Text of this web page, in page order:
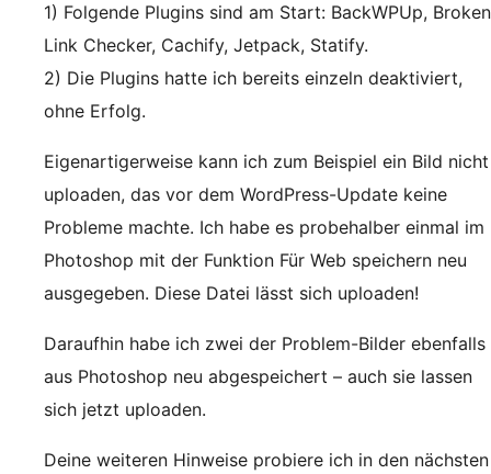
1) Folgende Plugins sind am Start: BackWPUp, Broken
Link Checker, Cachify, Jetpack, Statify.
2) Die Plugins hatte ich bereits einzeln deaktiviert,
ohne Erfolg.
Eigenartigerweise kann ich zum Beispiel ein Bild nicht
uploaden, das vor dem WordPress-Update keine
Probleme machte. Ich habe es probehalber einmal im
Photoshop mit der Funktion Für Web speichern neu
ausgegeben. Diese Datei lässt sich uploaden!
Daraufhin habe ich zwei der Problem-Bilder ebenfalls
aus Photoshop neu abgespeichert – auch sie lassen
sich jetzt uploaden.
Deine weiteren Hinweise probiere ich in den nächsten